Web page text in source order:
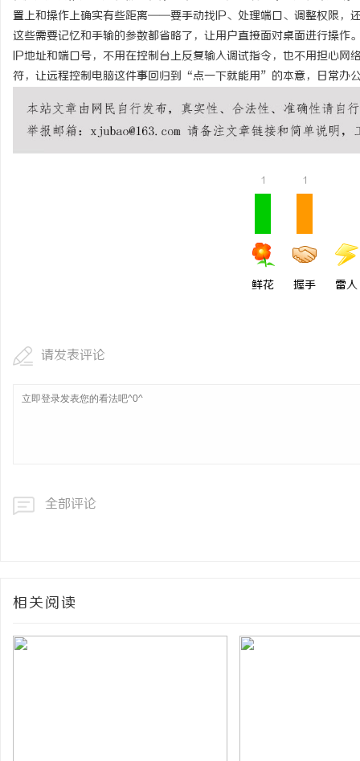
置上和操作上确实有些距离——要手动找IP、处理端口、调整权限，
这些需要记忆和手输的参数都省略了，让用户直接面对桌面进行操
IP地址和端口号，不用在控制台上反复输入调试指令，也不用担心
符，让远程控制电脑这件事回归到“点一下就能用”的本意，日常办
1
鲜花
1
握手 雷人
请发表评论
全部评论
相关阅读